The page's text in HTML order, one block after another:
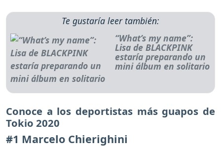
Te gustaría leer también:
“What’s my name”:
Lisa de BLACKPINK
estaría preparando un
mini álbum en solitario
Conoce a los deportistas más guapos de
Tokio 2020
#1 Marcelo Chierighini